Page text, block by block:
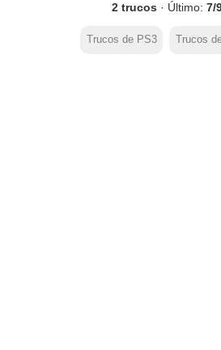
2 trucos · Último: 7/
Trucos de PS3 Trucos